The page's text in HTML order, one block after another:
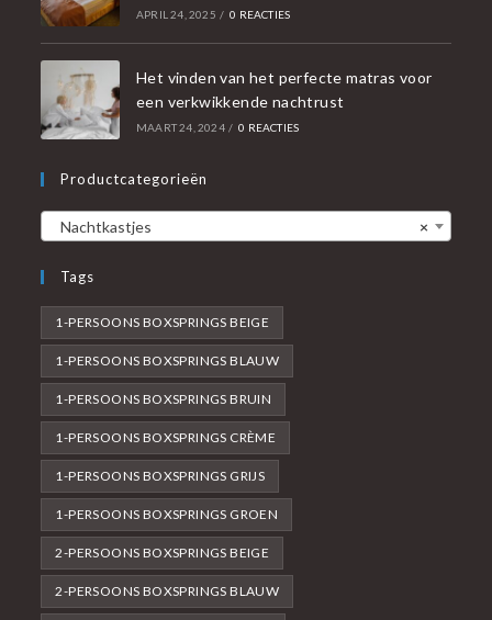
APRIL 24, 2025 / 0 REACTIES
Het vinden van het perfecte matras voor
een verkwikkende nachtrust
MAART 24, 2024 / 0 REACTIES
Productcategorieën
×
Nachtkastjes
Tags
1-PERSOONS BOXSPRINGS BEIGE
1-PERSOONS BOXSPRINGS BLAUW
1-PERSOONS BOXSPRINGS BRUIN
1-PERSOONS BOXSPRINGS CRÈME
1-PERSOONS BOXSPRINGS GRIJS
1-PERSOONS BOXSPRINGS GROEN
2-PERSOONS BOXSPRINGS BEIGE
2-PERSOONS BOXSPRINGS BLAUW